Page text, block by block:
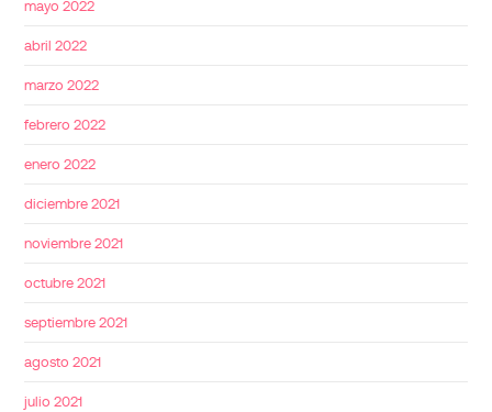
mayo 2022
abril 2022
marzo 2022
febrero 2022
enero 2022
diciembre 2021
noviembre 2021
octubre 2021
septiembre 2021
agosto 2021
julio 2021